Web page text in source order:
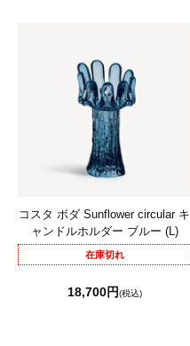
コスタ ボダ Sunflower circular キ
ャンドルホルダー ブルー (L)
在庫切れ
18,700円(税込)